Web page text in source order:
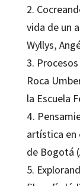
2.
vida de un
Wyllys,
3.
Roca
la Escuela
4.
artística en
de Bogotá
5.